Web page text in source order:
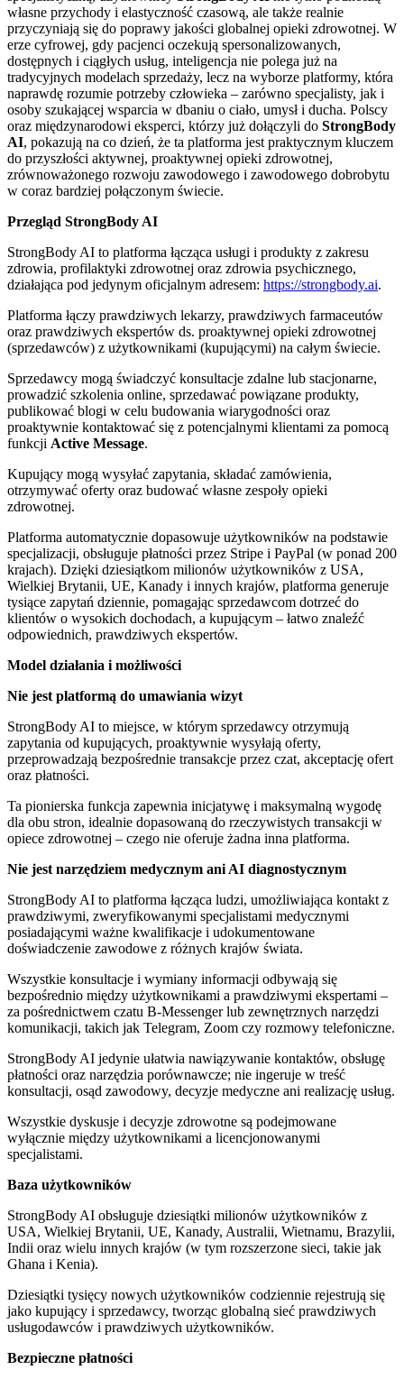
własne przychody i elastyczność czasową, ale także realnie
przyczyniają się do poprawy jakości globalnej opieki zdrowotnej. W
erze cyfrowej, gdy pacjenci oczekują spersonalizowanych,
dostępnych i ciągłych usług, inteligencja nie polega już na
tradycyjnych modelach sprzedaży, lecz na wyborze platformy, która
naprawdę rozumie potrzeby człowieka – zarówno specjalisty, jak i
osoby szukającej wsparcia w dbaniu o ciało, umysł i ducha. Polscy
oraz międzynarodowi eksperci, którzy już dołączyli do StrongBody
AI, pokazują na co dzień, że ta platforma jest praktycznym kluczem
do przyszłości aktywnej, proaktywnej opieki zdrowotnej,
zrównoważonego rozwoju zawodowego i zawodowego dobrobytu
w coraz bardziej połączonym świecie.
Przegląd StrongBody AI
StrongBody AI to platforma łącząca usługi i produkty z zakresu
zdrowia, profilaktyki zdrowotnej oraz zdrowia psychicznego,
działająca pod jedynym oficjalnym adresem: https://strongbody.ai.
Platforma łączy prawdziwych lekarzy, prawdziwych farmaceutów
oraz prawdziwych ekspertów ds. proaktywnej opieki zdrowotnej
(sprzedawców) z użytkownikami (kupującymi) na całym świecie.
Sprzedawcy mogą świadczyć konsultacje zdalne lub stacjonarne,
prowadzić szkolenia online, sprzedawać powiązane produkty,
publikować blogi w celu budowania wiarygodności oraz
proaktywnie kontaktować się z potencjalnymi klientami za pomocą
funkcji Active Message.
Kupujący mogą wysyłać zapytania, składać zamówienia,
otrzymywać oferty oraz budować własne zespoły opieki
zdrowotnej.
Platforma automatycznie dopasowuje użytkowników na podstawie
specjalizacji, obsługuje płatności przez Stripe i PayPal (w ponad 200
krajach). Dzięki dziesiątkom milionów użytkowników z USA,
Wielkiej Brytanii, UE, Kanady i innych krajów, platforma generuje
tysiące zapytań dziennie, pomagając sprzedawcom dotrzeć do
klientów o wysokich dochodach, a kupującym – łatwo znaleźć
odpowiednich, prawdziwych ekspertów.
Model działania i możliwości
Nie jest platformą do umawiania wizyt
StrongBody AI to miejsce, w którym sprzedawcy otrzymują
zapytania od kupujących, proaktywnie wysyłają oferty,
przeprowadzają bezpośrednie transakcje przez czat, akceptację ofert
oraz płatności.
Ta pionierska funkcja zapewnia inicjatywę i maksymalną wygodę
dla obu stron, idealnie dopasowaną do rzeczywistych transakcji w
opiece zdrowotnej – czego nie oferuje żadna inna platforma.
Nie jest narzędziem medycznym ani AI diagnostycznym
StrongBody AI to platforma łącząca ludzi, umożliwiająca kontakt z
prawdziwymi, zweryfikowanymi specjalistami medycznymi
posiadającymi ważne kwalifikacje i udokumentowane
doświadczenie zawodowe z różnych krajów świata.
Wszystkie konsultacje i wymiany informacji odbywają się
bezpośrednio między użytkownikami a prawdziwymi ekspertami –
za pośrednictwem czatu B-Messenger lub zewnętrznych narzędzi
komunikacji, takich jak Telegram, Zoom czy rozmowy telefoniczne.
StrongBody AI jedynie ułatwia nawiązywanie kontaktów, obsługę
płatności oraz narzędzia porównawcze; nie ingeruje w treść
konsultacji, osąd zawodowy, decyzje medyczne ani realizację usług.
Wszystkie dyskusje i decyzje zdrowotne są podejmowane
wyłącznie między użytkownikami a licencjonowanymi
specjalistami.
Baza użytkowników
StrongBody AI obsługuje dziesiątki milionów użytkowników z
USA, Wielkiej Brytanii, UE, Kanady, Australii, Wietnamu, Brazylii,
Indii oraz wielu innych krajów (w tym rozszerzone sieci, takie jak
Ghana i Kenia).
Dziesiątki tysięcy nowych użytkowników codziennie rejestrują się
jako kupujący i sprzedawcy, tworząc globalną sieć prawdziwych
usługodawców i prawdziwych użytkowników.
Bezpieczne płatności